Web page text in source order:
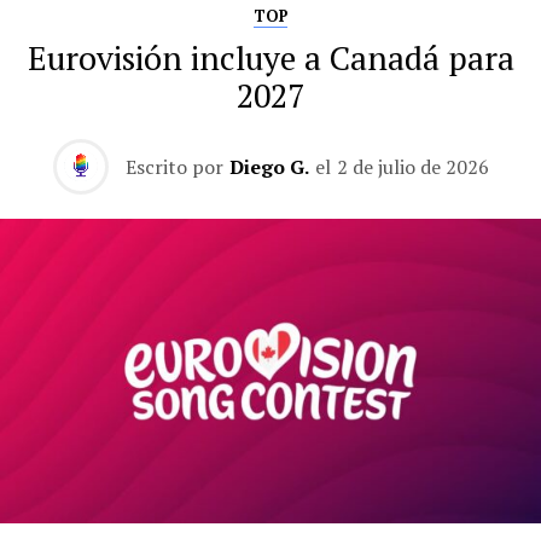
TOP
Eurovisión incluye a Canadá para
2027
Escrito por Diego G. el 2 de julio de 2026